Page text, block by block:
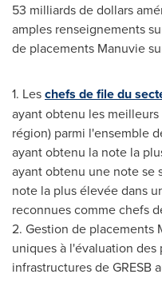
53 milliards de dollars
amples renseignements
de placements Manuvie
1. Leschefs de file du
ayant obtenu les
région) parmi l'ensemble
ayant obtenu la note la
ayant obtenu une note se
note la plus élevée dans
reconnues comme chefs
2. Gestion de placements
uniques à l'évaluation des
infrastructures de GRESB